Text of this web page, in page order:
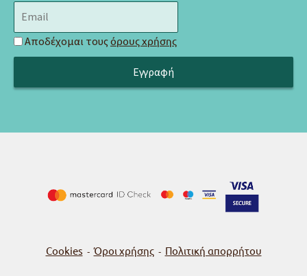
Αποδέχομαι τους όρους χρήσης
Cookies - Όροι χρήσης - Πολιτική απορρήτου